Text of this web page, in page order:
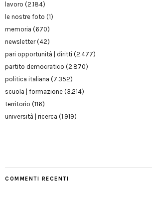
lavoro (2.184)
le nostre foto (1)
memoria (670)
newsletter(42)
pari opportunità | diritti (2.477)
partito democratico (2.870)
politica italiana (7.352)
scuola | formazione (3.214)
territorio (116)
università | ricerca (1.919)
COMMENTI RECENTI